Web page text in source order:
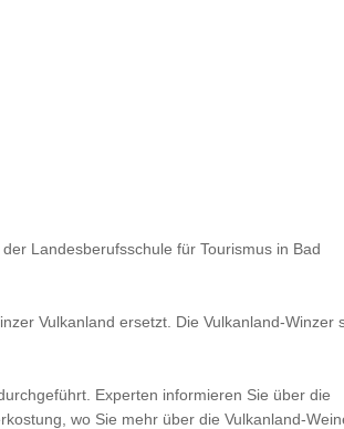
Landesberufsschule für Tourismus in Bad
Vulkanland ersetzt. Die Vulkanland-Winzer
Experten informieren Sie über die
wo Sie mehr über die Vulkanland-